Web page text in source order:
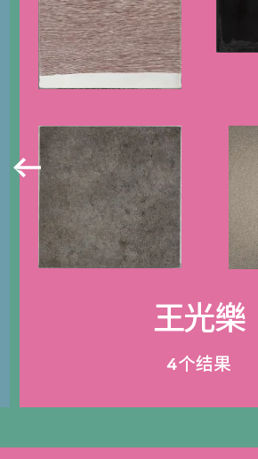
王光樂
4个结果